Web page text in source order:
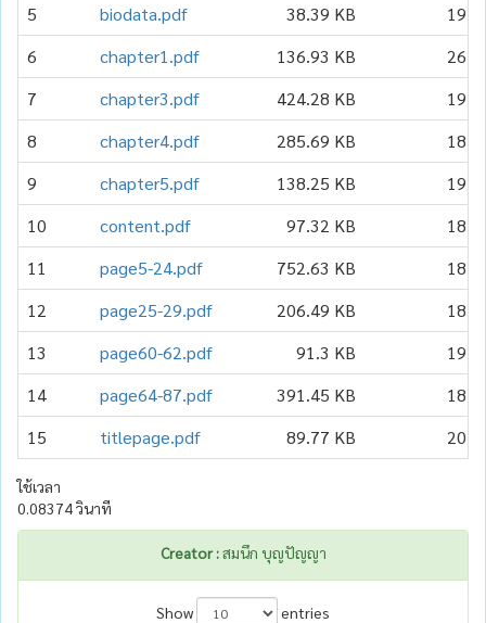
5
biodata.pdf 38.39 KB 19
6
chapter1.pdf 136.93 KB 26
7
chapter3.pdf 424.28 KB 19
8
chapter4.pdf 285.69 KB 18
9
chapter5.pdf 138.25 KB 19
10
content.pdf 97.32 KB 18
11
page5-24.pdf 752.63 KB 18
12
page25-29.pdf 206.49 KB 18
13
page60-62.pdf 91.3 KB 19
14
page64-87.pdf 391.45 KB 18
15
titlepage.pdf 89.77 KB 20
ใช้เวลา
0.08374 วินาที
Creator :สมนึก บุญปัญญา
Show
entries